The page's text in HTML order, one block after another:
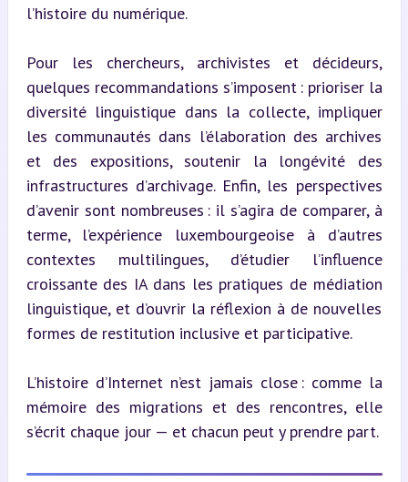
l’histoire du numérique.
Pour les chercheurs, archivistes et décideurs,
quelques recommandations s’imposent : prioriser la
diversité linguistique dans la collecte, impliquer
les communautés dans l’élaboration des archives
et des expositions, soutenir la longévité des
infrastructures d’archivage. Enfin, les perspectives
d’avenir sont nombreuses : il s’agira de comparer, à
terme, l’expérience luxembourgeoise à d’autres
contextes multilingues, d’étudier l’influence
croissante des IA dans les pratiques de médiation
linguistique, et d’ouvrir la réflexion à de nouvelles
formes de restitution inclusive et participative.
L’histoire d’Internet n’est jamais close : comme la
mémoire des migrations et des rencontres, elle
s’écrit chaque jour — et chacun peut y prendre part.